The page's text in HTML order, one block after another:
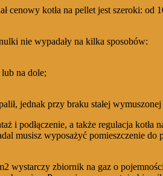
cenowy kotła na pellet jest szeroki:
nie wypadały na kilka sposobów:
na dole;
jednak przy braku stałej
i podłączenie, a także regulacja
musisz wyposażyć pomieszczenie
wystarczy zbiornik na gaz o